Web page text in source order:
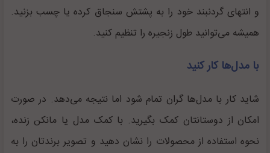
و انتهای گردنبند خود را به پشتش سنجاق کرده یا چسب بزنید.
همیشه می‌توانید طول زنجیره را تنظیم کنید.
با مدل‌ها کار کنید
شاید کار با مدل‌ها گران تمام شود اما نتیجه می‌دهد. در صورت
امکان از دوستانتان کمک بگیرید. با کمک مدل یا مانکن زنده،
نحوه استفاده از محصولات را نشان دهید و تصویر برندتان را به